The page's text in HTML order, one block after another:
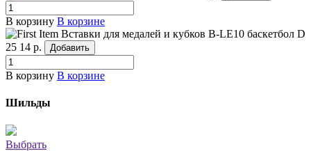
В корзину В корзине
Вставки для медалей и кубков B-LE10 баскетбол D
25 14 р. Добавить
В корзину В корзине
Шильды
Выбрать